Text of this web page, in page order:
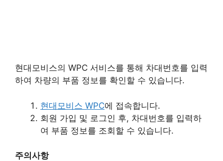
현대모비스의 WPC 서비스를 통해 차대번호를 입력
하여 차량의 부품 정보를 확인할 수 있습니다.​
현대모비스 WPC에 접속합니다.​
회원 가입 및 로그인 후, 차대번호를 입력하
여 부품 정보를 조회할 수 있습니다.​
주의사항